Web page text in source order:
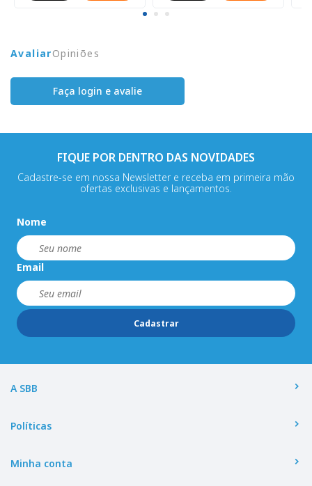
AvaliarOpiniões
Faça login e avalie
FIQUE POR DENTRO DAS NOVIDADES
Cadastre-se em nossa Newsletter e receba em primeira mão
ofertas exclusivas e lançamentos.
Nome
Email
Cadastrar
A SBB
Políticas
Minha conta